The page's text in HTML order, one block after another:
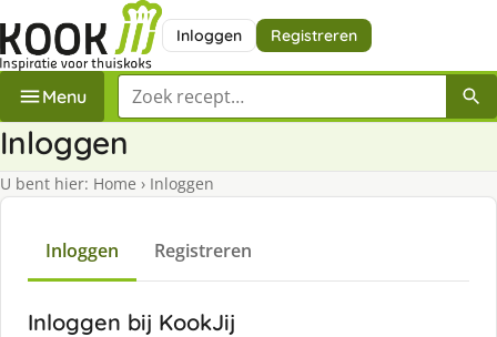
Inloggen Registreren
Menu Zoek een recept
Inloggen
U bent hier: Home › Inloggen
Inloggen Registreren
Inloggen bij KookJij